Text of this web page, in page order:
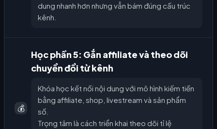
dung nhanh hơn nhưng vẫn bám đúng cấu trúc
kênh.
💰
Học phần 5: Gắn affiliate và theo dõi
chuyển đổi từ kênh
Khóa học kết nối nội dung với mô hình kiếm tiền
bằng affiliate, shop, livestream và sản phẩm
số.
Trọng tâm là cách triển khai theo dõi tỉ lệ